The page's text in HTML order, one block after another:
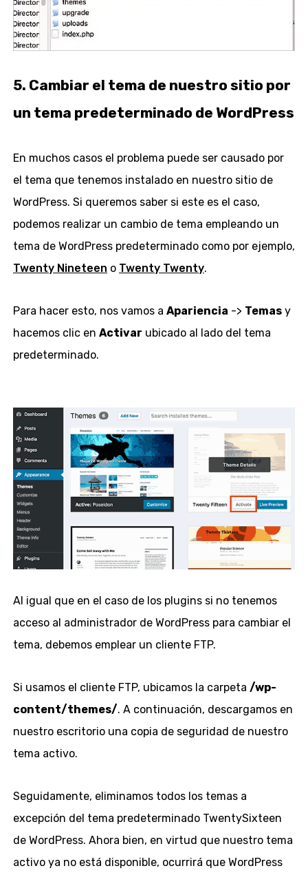
5. Cambiar el tema de nuestro sitio por
un tema predeterminado de WordPress
En muchos casos el problema puede ser causado por
el tema que tenemos instalado en nuestro sitio de
WordPress. Si queremos saber si este es el caso,
podemos realizar un cambio de tema empleando un
tema de WordPress predeterminado como por ejemplo,
Twenty Nineteen o Twenty Twenty.
Para hacer esto, nos vamos a Apariencia -> Temasy
hacemos clic en Activar ubicado al lado del tema
predeterminado.
Al igual que en el caso de los plugins si no tenemos
acceso al administrador de WordPress para cambiar el
tema, debemos emplear un cliente FTP.
Si usamos el cliente FTP, ubicamos la carpeta /wp-
content/themes/. A continuación, descargamos en
nuestro escritorio una copia de seguridad de nuestro
tema activo.
Seguidamente, eliminamos todos los temas a
excepción del tema predeterminado TwentySixteen
de WordPress. Ahora bien, en virtud que nuestro tema
activo ya no está disponible, ocurrirá que WordPress